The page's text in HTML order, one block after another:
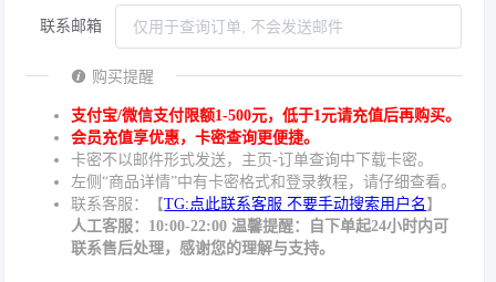
联系邮箱
购买提醒
支付宝/微信支付限额1-500元，低于1元请充值后再购买。
会员充值享优惠，卡密查询更便捷。
卡密不以邮件形式发送，主页-订单查询中下载卡密。
左侧“商品详情”中有卡密格式和登录教程，请仔细查看。
联系客服：【TG:点此联系客服 不要手动搜索用户名 】
人工客服：10:00-22:00 温馨提醒：自下单起24小时内可
联系售后处理，感谢您的理解与支持。